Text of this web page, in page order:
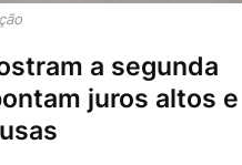
a segunda
juros altos e